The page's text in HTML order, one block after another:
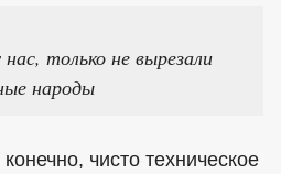
только не вырезали
народы
чисто техническое